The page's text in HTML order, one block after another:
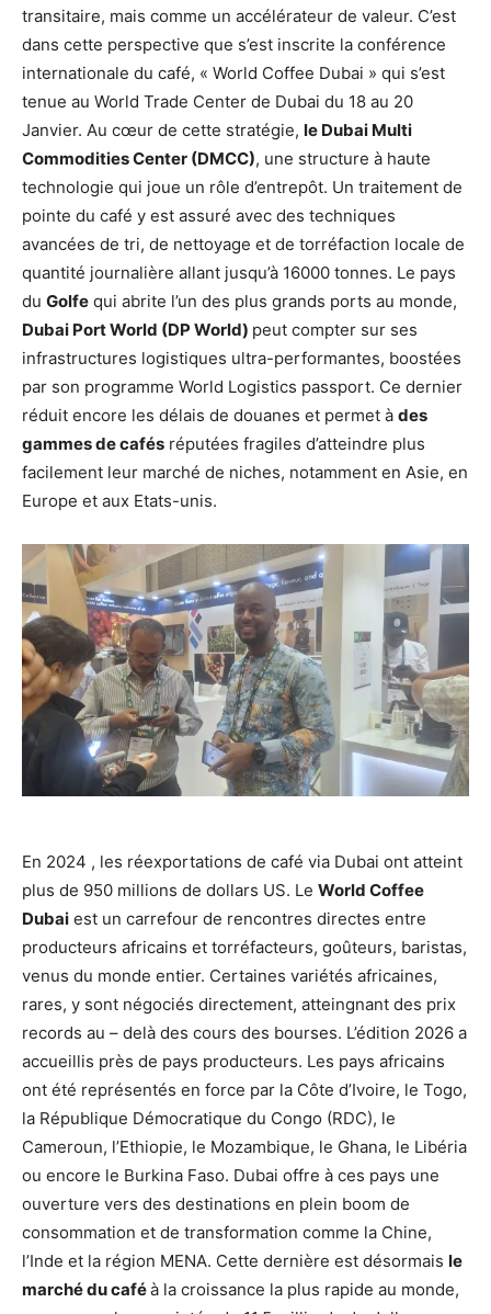
transitaire, mais comme un accélérateur de valeur. C’est
dans cette perspective que s’est inscrite la conférence
internationale du café, « World Coffee Dubai » qui s’est
tenue au World Trade Center de Dubai du 18 au 20
Janvier. Au cœur de cette stratégie, le Dubai Multi
Commodities Center (DMCC), une structure à haute
technologie qui joue un rôle d’entrepôt. Un traitement de
pointe du café y est assuré avec des techniques
avancées de tri, de nettoyage et de torréfaction locale de
quantité journalière allant jusqu’à 16000 tonnes. Le pays
du Golfe qui abrite l’un des plus grands ports au monde,
Dubai Port World (DP World) peut compter sur ses
infrastructures logistiques ultra-performantes, boostées
par son programme World Logistics passport. Ce dernier
réduit encore les délais de douanes et permet à des
gammes de cafés réputées fragiles d’atteindre plus
facilement leur marché de niches, notamment en Asie, en
Europe et aux Etats-unis.
En 2024 , les réexportations de café via Dubai ont atteint
plus de 950 millions de dollars US. Le World Coffee
Dubai est un carrefour de rencontres directes entre
producteurs africains et torréfacteurs, goûteurs, baristas,
venus du monde entier. Certaines variétés africaines,
rares, y sont négociés directement, atteingnant des prix
records au – delà des cours des bourses. L’édition 2026 a
accueillis près de pays producteurs. Les pays africains
ont été représentés en force par la Côte d’Ivoire, le Togo,
la République Démocratique du Congo (RDC), le
Cameroun, l’Ethiopie, le Mozambique, le Ghana, le Libéria
ou encore le Burkina Faso. Dubai offre à ces pays une
ouverture vers des destinations en plein boom de
consommation et de transformation comme la Chine,
l’Inde et la région MENA. Cette dernière est désormais le
marché du caféà la croissance la plus rapide au monde,